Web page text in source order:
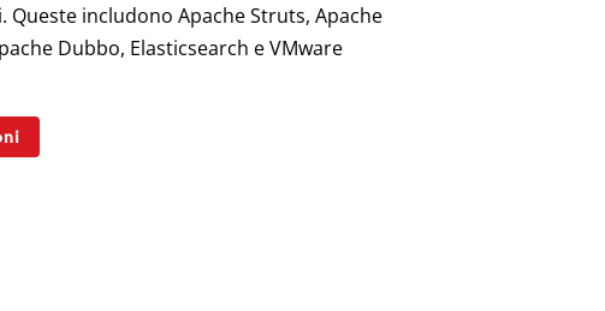
includono Apache Struts, Apache
Dubbo, Elasticsearch e VMware